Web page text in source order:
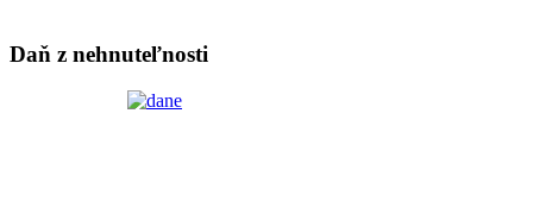
Daň z nehnuteľnosti